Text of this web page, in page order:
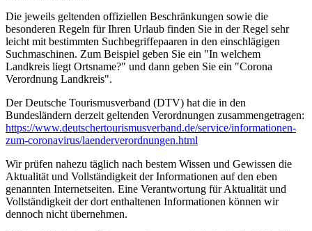
Die jeweils geltenden offiziellen Beschränkungen sowie die
besonderen Regeln für Ihren Urlaub finden Sie in der Regel sehr
leicht mit bestimmten Suchbegriffepaaren in den einschlägigen
Suchmaschinen. Zum Beispiel geben Sie ein "In welchem
Landkreis liegt Ortsname?" und dann geben Sie ein "Corona
Verordnung Landkreis".
Der Deutsche Tourismusverband (DTV) hat die in den
Bundesländern derzeit geltenden Verordnungen zusammengetragen:
https://www.deutscher­tourismusverband.de/­service/­informationen-
zum-coronavirus/­laenderverordnungen.html
Wir prüfen nahezu täglich nach bestem Wissen und Gewissen die
Aktualität und Vollständigkeit der Informationen auf den eben
genannten Internetseiten. Eine Verantwortung für Aktualität und
Vollständigkeit der dort enthaltenen Informationen können wir
dennoch nicht übernehmen.